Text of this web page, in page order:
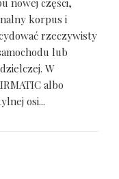
nowej części,
korpus i
rzeczywisty
lub
W
albo
osi...